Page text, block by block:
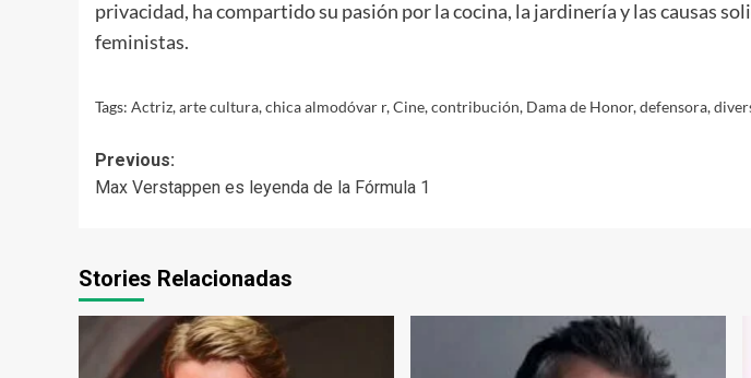
privacidad, ha compartido su pasión por la cocina, la jardinería y las causas
feministas.
Tags: Actriz,arte cultura,chica almodóvar r,Cine,contribución, Dama de Honor,defensora,
Post
navigation
Previous:
Max Verstappen es leyenda de la Fórmula 1
Stories Relacionadas